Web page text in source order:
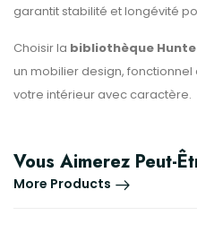
garantit stabilité et longévité
Choisir la bibliothèque
un mobilier design,
votre intérieur avec caractère.
Vous Aimerez Peut-
More Products